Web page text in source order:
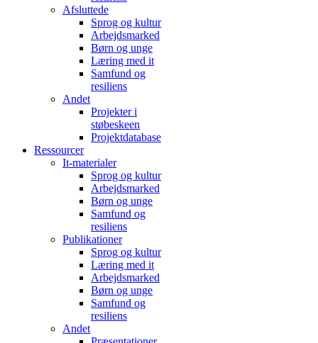
Afsluttede
Sprog og kultur
Arbejdsmarked
Børn og unge
Læring med it
Samfund og
resiliens
Andet
Projekter i
støbeskeen
Projektdatabase
Ressourcer
It-materialer
Sprog og kultur
Arbejdsmarked
Børn og unge
Samfund og
resiliens
Publikationer
Sprog og kultur
Læring med it
Arbejdsmarked
Børn og unge
Samfund og
resiliens
Andet